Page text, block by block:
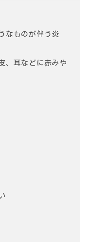
なものが伴う炎
、耳などに赤みや